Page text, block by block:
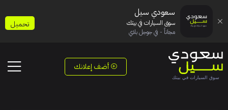
أضف إعلانك
سعودي سيل
سوق السيارات في بيتك
مجاناً - في جوجل بلاي
تحميل